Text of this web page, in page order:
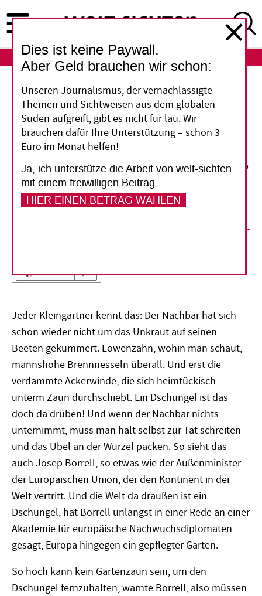
zum
Inhalt
ABO
Reife Leistung
Europas Sonderstellung
Europa sei ein gepflegter Garten, der Rest der
Welt gleiche eher einem Dschungel, meint Josep
Borrell. Ist er nun unter die Gärtner gegangen?
Unsere Glosse.
Vorlesen
Jeder Kleingärtner kennt das: Der Nachbar hat sich
schon wieder nicht um das Unkraut auf seinen
Beeten gekümmert. Löwenzahn, wohin man schaut,
mannshohe Brennnesseln überall. Und erst die
verdammte Ackerwinde, die sich heimtückisch
unterm Zaun durchschiebt. Ein Dschungel ist das
doch da drüben! Und wenn der Nachbar nichts
unternimmt, muss man halt selbst zur Tat schreiten
und das Übel an der Wurzel packen. So sieht das
auch Josep Borrell, so etwas wie der Außenminister
der Europäischen Union, der den Kontinent in der
Welt vertritt. Und die Welt da draußen ist ein
Dschungel, hat Borrell unlängst in einer Rede an einer
Akademie für europäische Nachwuchsdiplomaten
gesagt, Europa hingegen ein gepflegter Garten.
So hoch kann kein Gartenzaun sein, um den
Dschungel fernzuhalten, warnte Borrell, also müssen
Dies ist keine Paywall.
Aber Geld brauchen wir schon:
Unseren Journalismus, der vernachlässigte
Themen und Sichtweisen aus dem globalen
Süden aufgreift, gibt es nicht für lau. Wir
brauchen dafür Ihre Unterstützung – schon 3
Euro im Monat helfen!
Ja, ich unterstütze die Arbeit von welt-sichten
mit einem freiwilligen Beitrag.
HIER EINEN BETRAG WÄHLEN